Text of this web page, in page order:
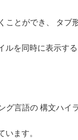
ことができ、 タブ
を同時に表示する
グ言語の 構文ハイ
います。